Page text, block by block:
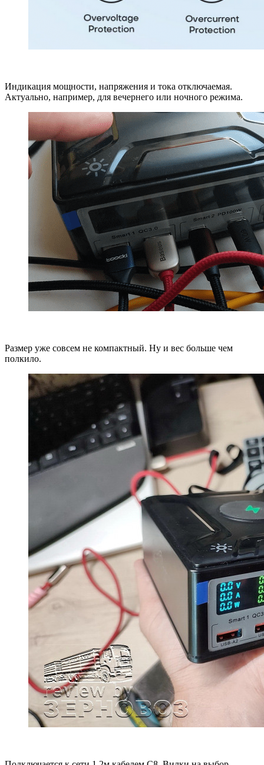
Индикация мощности, напряжения и тока отключаемая.
Актуально, например, для вечернего или ночного режима.
Размер уже совсем не компактный. Ну и вес больше чем
полкило.